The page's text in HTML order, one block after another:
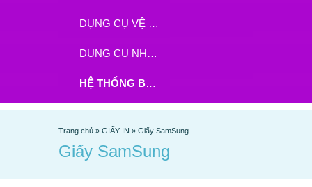
DỤNG CỤ VỆ SINH
DỤNG CỤ NHÀ BẾP
HỆ THỐNG BHX - TGDĐ ĐẶT HÀNG TẠI ĐÂY
Trang chủ » GIẤY IN » Giấy SamSung
Giấy SamSung